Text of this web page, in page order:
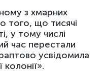
з хмарних
того, що тисячі
у тому числі
час перестали
усвідомила